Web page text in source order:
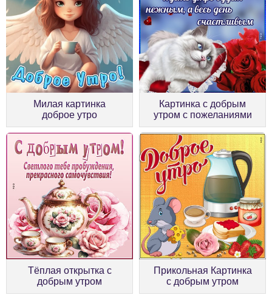
Милая картинка
доброе утро
Картинка с добрым
утром с пожеланиями
Тёплая открытка с
добрым утром
Прикольная Картинка
с добрым утром